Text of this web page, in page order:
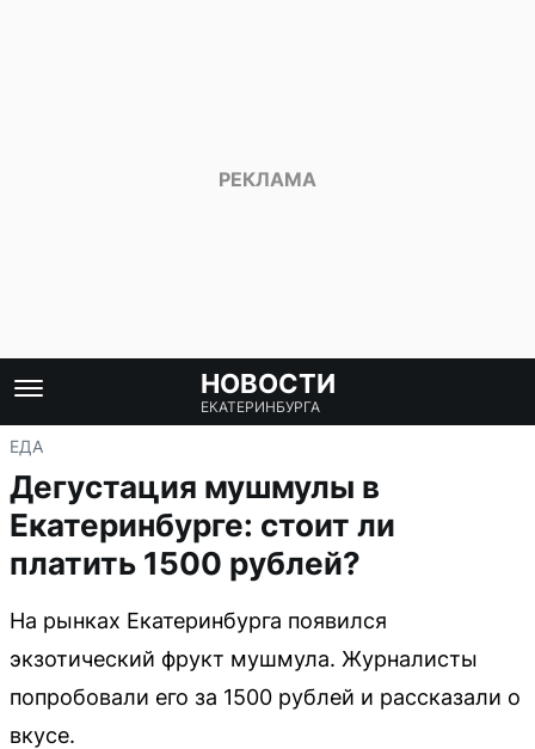
НОВОСТИ
ЕКАТЕРИНБУРГА
ЕДА
Дегустация мушмулы в
Екатеринбурге: стоит ли
платить 1500 рублей?
На рынках Екатеринбурга появился
экзотический фрукт мушмула. Журналисты
попробовали его за 1500 рублей и рассказали о
вкусе.